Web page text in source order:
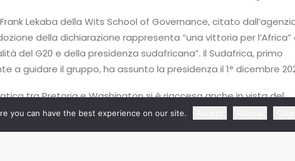
Lekaba della Wits School of Governance, citato
della dichiarazione rappresenta “una vittoria per l’Africa”
del G20 e della presidenza sudafricana”. Il Sudafrica, primo
a guidare il gruppo, ha assunto la presidenza il 1° dicembre
tra Pretoria e Washington si è riaccesa anche in vista del
della presidenza del G20, previsto per il 1° dicembre 2025,
you can have the best experience on our site.